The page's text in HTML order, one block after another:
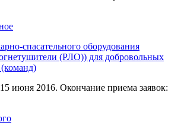
спасательного оборудования
(РЛО)) для добровольных
июня 2016. Окончание приема заявок: